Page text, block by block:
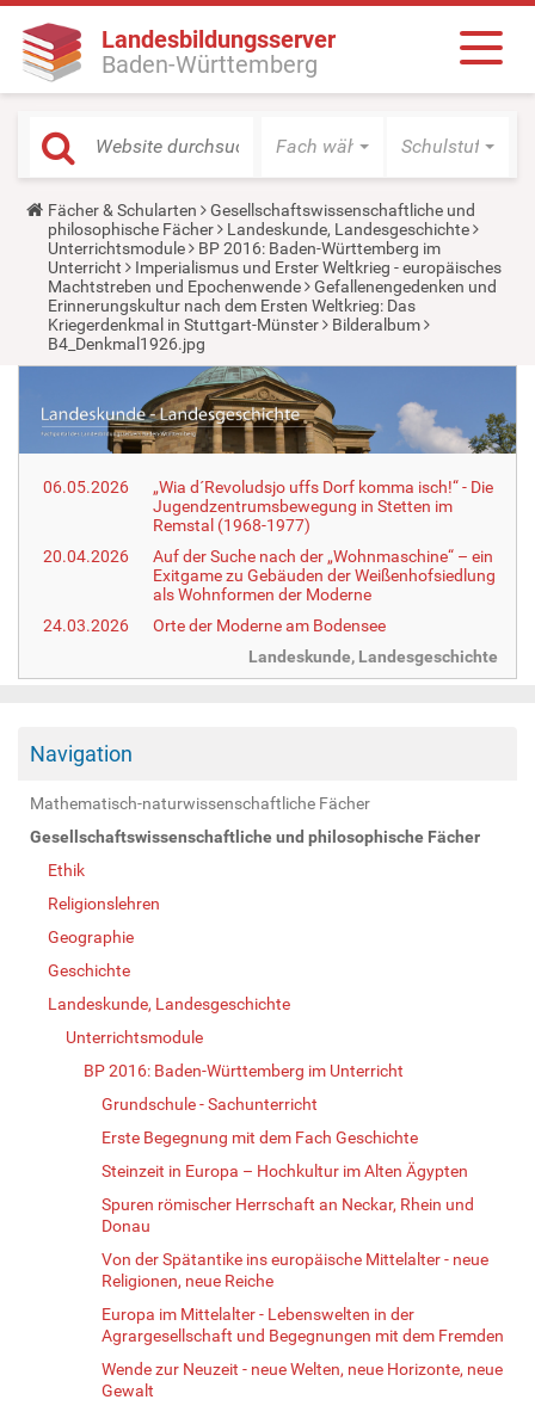
Landesbildungsserver
Baden-Württemberg
Fach wählen Schulstufe
Y
o
u
a
r
e
h
e
r
Fächer & Schularten
Gesellschaftswissenschaftliche und
philosophische Fächer
Landeskunde, Landesgeschichte
Unterrichtsmodule
BP 2016: Baden-Württemberg im
Unterricht
Imperialismus und Erster Weltkrieg - europäisches
Machtstreben und Epochenwende
Gefallenengedenken und
Erinnerungskultur nach dem Ersten Weltkrieg: Das
Kriegerdenkmal in Stuttgart-Münster
Bilderalbum
B4_Denkmal1926.jpg
06.05.2026
„Wia d´Revoludsjo uffs Dorf komma isch!“ - Die
Jugendzentrumsbewegung in Stetten im
Remstal (1968-1977)
20.04.2026
Auf der Suche nach der „Wohnmaschine“ – ein
Exitgame zu Gebäuden der Weißenhofsiedlung
als Wohnformen der Moderne
24.03.2026
Orte der Moderne am Bodensee
Landeskunde, Landesgeschichte
Navigation
Mathematisch-naturwissenschaftliche Fächer
Gesellschaftswissenschaftliche und philosophische Fächer
Ethik
Religionslehren
Geographie
Geschichte
Landeskunde, Landesgeschichte
Unterrichtsmodule
BP 2016: Baden-Württemberg im Unterricht
Grundschule - Sachunterricht
Erste Begegnung mit dem Fach Geschichte
Steinzeit in Europa – Hochkultur im Alten Ägypten
Spuren römischer Herrschaft an Neckar, Rhein und
Donau
Von der Spätantike ins europäische Mittelalter - neue
Religionen, neue Reiche
Europa im Mittelalter - Lebenswelten in der
Agrargesellschaft und Begegnungen mit dem Fremden
Wende zur Neuzeit - neue Welten, neue Horizonte, neue
Gewalt